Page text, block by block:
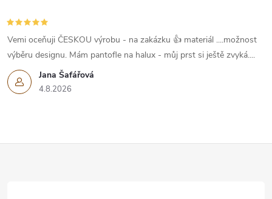
Jana Šafářová
4.8.2026
Vemi oceňuji ČESKOU výrobu - na zakázku 👍 materiál ....možnost
výběru designu. Mám pantofle na halux - můj prst si ještě zvyká....